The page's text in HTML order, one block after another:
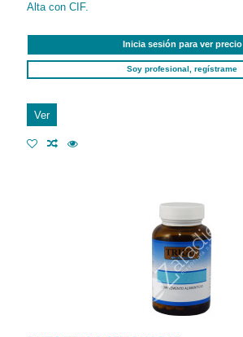
Alta con CIF.
Inicia sesión para ver precio
Soy profesional, regístrame
Ver